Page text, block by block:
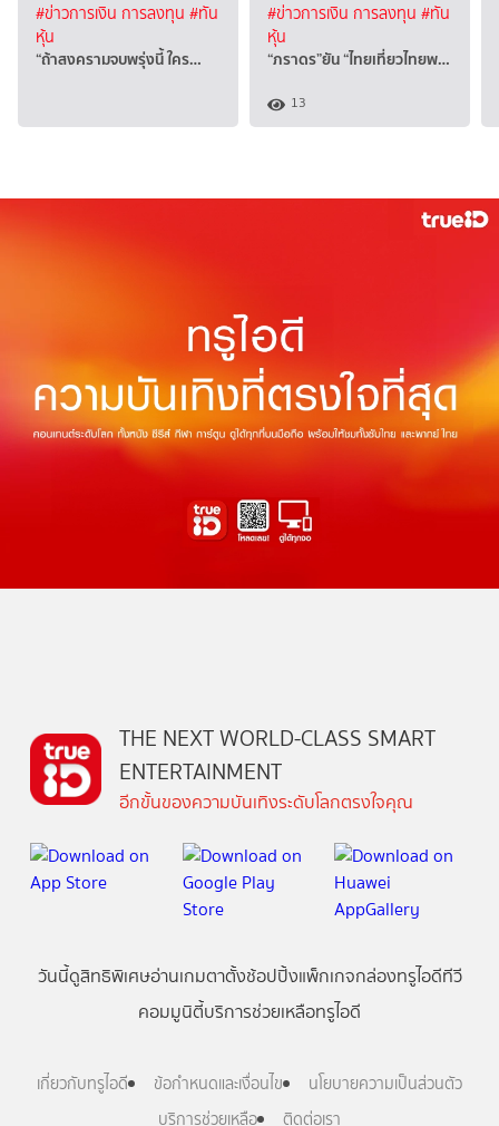
#ข่าวการเงิน การลงทุน #ทัน
หุ้น
“ถ้าสงครามจบพรุ่งนี้ ใคร…
#ข่าวการเงิน การลงทุน #ทัน
หุ้น
“ภราดร”ยัน “ไทยเที่ยวไทยพ…
13
THE NEXT WORLD-CLASS SMART
ENTERTAINMENT
อีกขั้นของความบันเทิงระดับโลกตรงใจคุณ
วันนี้ดูสิทธิพิเศษอ่านเกมตาตั้งช้อปปิ้งแพ็กเกจกล่องทรูไอดีทีวี
คอมมูนิตี้บริการช่วยเหลือทรูไอดี
เกี่ยวกับทรูไอดี ข้อกำหนดและเงื่อนไข
นโยบายความเป็นส่วนตัว
บริการช่วยเหลือ
ติดต่อเรา